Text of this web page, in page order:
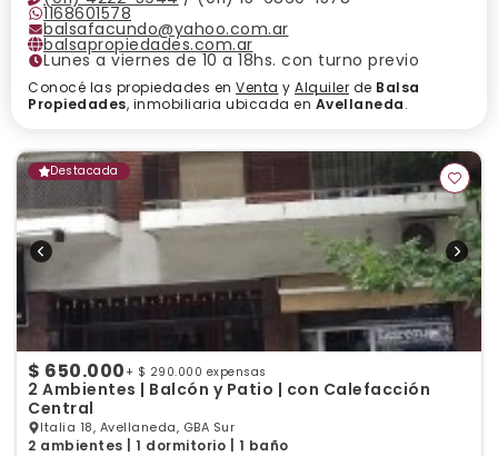
1168601578
balsafacundo@yahoo.com.ar
balsapropiedades.com.ar
Lunes a viernes de 10 a 18hs. con turno previo
Conocé las propiedades en Venta y Alquiler de Balsa
Propiedades, inmobiliaria ubicada en Avellaneda.
Destacada
$ 650.000 + $ 290.000 expensas
2 Ambientes | Balcón y Patio | con Calefacción
Central
Italia 18, Avellaneda, GBA Sur
2 ambientes | 1 dormitorio | 1 baño